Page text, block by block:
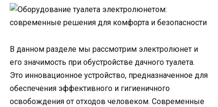
В данном разделе мы рассмотрим электролюнет и
его значимость при обустройстве дачного туалета.
Это инновационное устройство, предназначенное для
обеспечения эффективного и гигиеничного
освобождения от отходов человеком. Современные